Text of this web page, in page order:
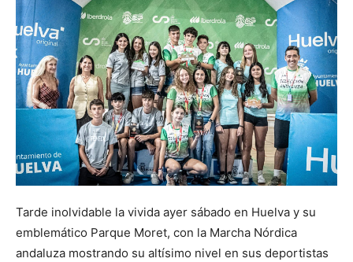
Tarde inolvidable la vivida ayer sábado en Huelva y su
emblemático Parque Moret, con la Marcha Nórdica
andaluza mostrando su altísimo nivel en sus deportistas